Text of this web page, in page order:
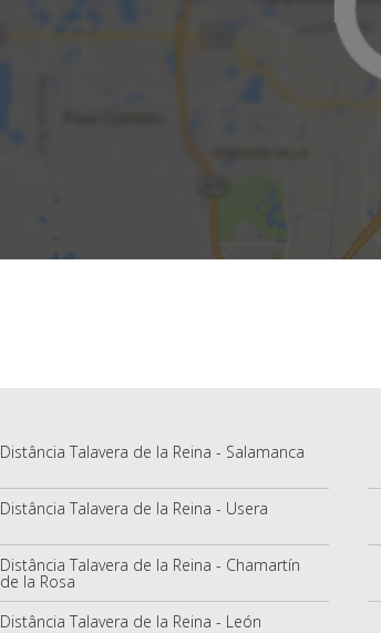
Distância Talavera de la Reina - Salamanca
Distância Talavera de la Reina - Usera
Distância Talavera de la Reina - Chamartín
de la Rosa
Distância Talavera de la Reina - León